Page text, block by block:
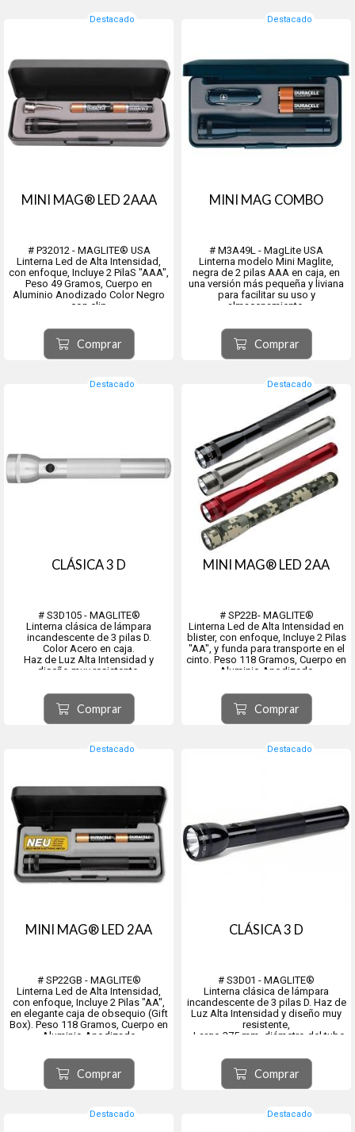
Destacado
MINI MAG® LED 2AAA
# P32012 - MAGLITE® USA
Linterna Led de Alta Intensidad,
con enfoque, Incluye 2 PilaS "AAA",
Peso 49 Gramos, Cuerpo en
Aluminio Anodizado Color Negro
con clip
Accidentales
- Con Clip Ideal Para Utilizar en el
bolsillo de la camisa o la túnica,
uso frecuente en médi...
Comprar
Destacado
MINI MAG COMBO
# M3A49L - MagLite USA
Linterna modelo Mini Maglite,
negra de 2 pilas AAA en caja, en
una versión más pequeña y liviana
para facilitar su uso y
almacenamiento.
clásica VICTORINOX de obsequio.
Comprar
Destacado
CLÁSICA 3 D
# S3D105 - MAGLITE®
Linterna clásica de lámpara
incandescente de 3 pilas D.
Color Acero en caja.
Haz de Luz Alta Intensidad y
diseño muy resistente.
- Largo 375 mm,
- Diámetro del tubo 39.67 mm,
- Diámetro del foco 57 mm. 98
Lumens, haz de luz de 267 mts.
- Duració...
Comprar
Destacado
MINI MAG® LED 2AA
# SP22B- MAGLITE®
Linterna Led de Alta Intensidad en
blister, con enfoque, Incluye 2 Pilas
"AA", y funda para transporte en el
cinto. Peso 118 Gramos, Cuerpo en
Aluminio Anodizado
- Negro (SP2201H)
- Rojo (SP2203H)
- Gris (SP2209H)
- Camo (SP22MRH).
Resistente al Agua y a Caid...
Comprar
Destacado
MINI MAG® LED 2AA
# SP22GB - MAGLITE®
Linterna Led de Alta Intensidad,
con enfoque, Incluye 2 Pilas "AA",
en elegante caja de obsequio (Gift
Box). Peso 118 Gramos, Cuerpo en
Aluminio Anodizado
- Negro (SP22017),
- Rojo (SP22037)
- Gris (SP22097)
- Camo (SP22MR7)
Comprar
Destacado
CLÁSICA 3 D
# S3D01 - MAGLITE®
Linterna clásica de lámpara
incandescente de 3 pilas D. Haz de
Luz Alta Intensidad y diseño muy
resistente,
- Largo 375 mm, diámetro del tubo
mm. 98 Lumens, haz de luz de 267
mts. Peso 1043 grs.
- Duración de la pila con la linterna
encendida 10...
Comprar
Destacado Destacado